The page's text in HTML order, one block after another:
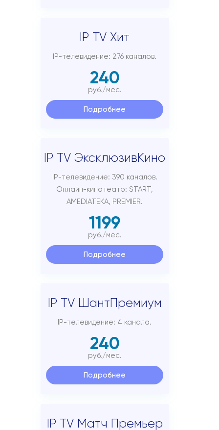
IP TV Хит
IP-телевидение: 276 каналов.
240
руб./мес.
Подробнее
IP TV ЭксклюзивКино
IP-телевидение: 390 каналов.
Онлайн-кинотеатр: START,
AMEDIATEKA, PREMIER.
1199
руб./мес.
Подробнее
IP TV ШантПремиум
IP-телевидение: 4 канала.
240
руб./мес.
Подробнее
IP TV Матч Премьер